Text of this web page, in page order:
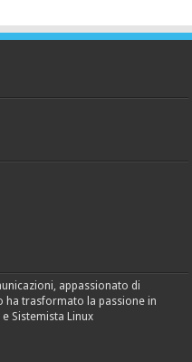
appassionato di
ha trasformato la passione in
e Sistemista Linux